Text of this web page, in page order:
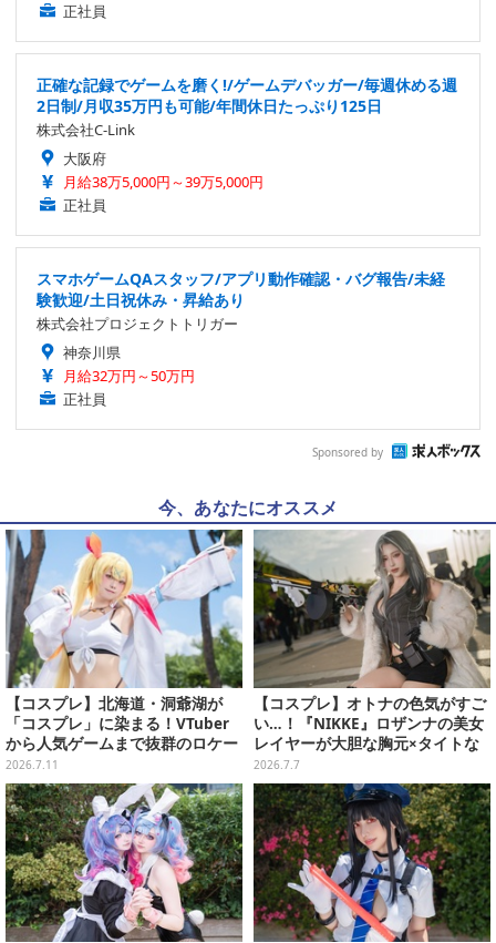
正社員
正確な記録でゲームを磨く!/ゲームデバッガー/毎週休める週
2日制/月収35万円も可能/年間休日たっぷり125日
株式会社C-Link
大阪府
月給38万5,000円～39万5,000円
正社員
スマホゲームQAスタッフ/アプリ動作確認・バグ報告/未経
験歓迎/土日祝休み・昇給あり
株式会社プロジェクトトリガー
神奈川県
月給32万円～50万円
正社員
Sponsored by
今、あなたにオススメ
【コスプレ】北海道・洞爺湖が
「コスプレ」に染まる！VTuber
から人気ゲームまで抜群のロケー
ションも必見な美女レイヤー10選
【写真45枚】
2026.7.11
【コスプレ】オトナの色気がすご
い…！『NIKKE』ロザンナの美女
レイヤーが大胆な胸元×タイトな
ショーパンで魅せる【写真8枚】
2026.7.7